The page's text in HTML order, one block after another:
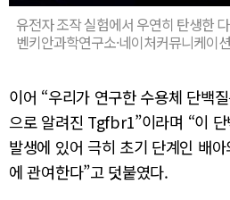
유전자 조작 실험에서 우연히 탄생한
벤키안과학연구소·네이처커뮤니케이
이어 “우리가 연구한 수용체 단백
으로 알려진 Tgfbr1”이라며 “이
발생에 있어 극히 초기 단계인 배
에 관여한다”고 덧붙였다.